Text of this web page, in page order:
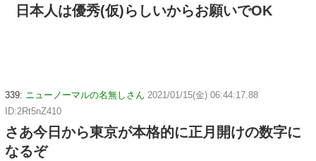
日本人は優秀(仮)らしいからお願いでOK
339: ニューノーマルの名無しさん 2021/01/15(金) 06:44:17.88
ID:2Rt5nZ410
さあ今日から東京が本格的に正月開けの数字に
なるぞ